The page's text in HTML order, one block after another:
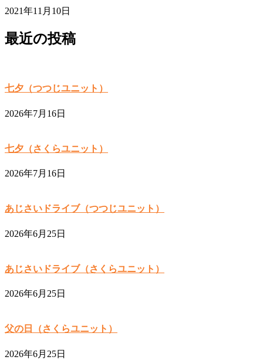
2021年11月10日
最近の投稿
七夕（つつじユニット）
2026年7月16日
七夕（さくらユニット）
2026年7月16日
あじさいドライブ（つつじユニット）
2026年6月25日
あじさいドライブ（さくらユニット）
2026年6月25日
父の日（さくらユニット）
2026年6月25日